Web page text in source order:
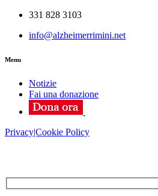
331 828 3103
info@alzheimerrimini.net
Menu
Notizie
Fai una donazione
Privacy|Cookie Policy